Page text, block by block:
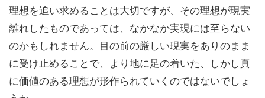
理想を追い求めることは大切ですが、その理想が現実
離れしたものであっては、なかなか実現には至らない
のかもしれません。目の前の厳しい現実をありのまま
に受け止めることで、より地に足の着いた、しかし真
に価値のある理想が形作られていくのではないでしょ